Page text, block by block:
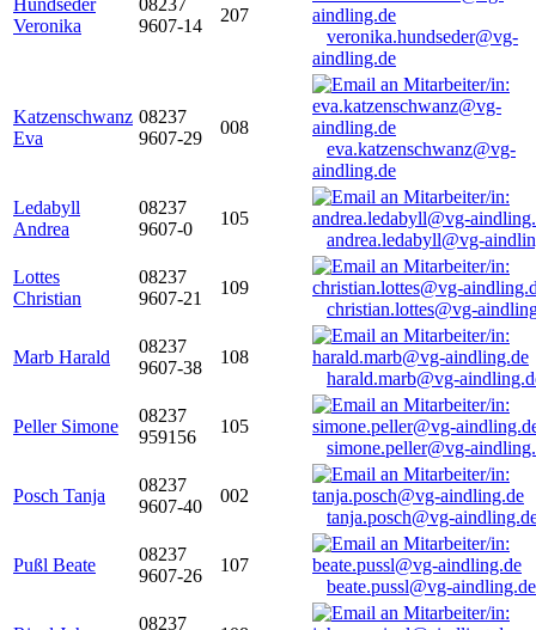
Hundseder
Veronika
08237
9607-14
207
veronika.hundseder@vg-
aindling.de
Katzenschwanz
Eva
08237
9607-29
008
eva.katzenschwanz@vg-
aindling.de
Ledabyll
Andrea
08237
9607-0
105
andrea.ledabyll@vg-
Lottes
Christian
08237
9607-21
109
christian.lottes@vg-
Marb Harald
08237
9607-38
108
harald.marb@vg-
Peller Simone
08237
959156
105
simone.peller@vg-
Posch Tanja
08237
9607-40
002
tanja.posch@vg-
Pußl Beate
08237
9607-26
107
beate.pussl@vg-aindling.de
08237